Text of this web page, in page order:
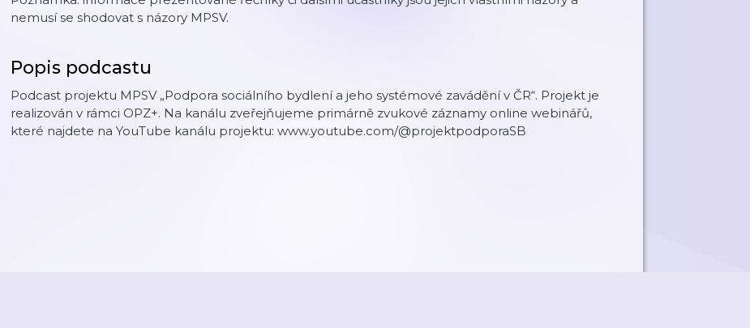
nemusí se shodovat s názory MPSV.
Popis podcastu
Podcast projektu MPSV „Podpora sociálního bydlení a jeho systémové zavádění v ČR“. Projekt je
realizován v rámci OPZ+. Na kanálu zveřejňujeme primárně zvukové záznamy online webinářů,
které najdete na YouTube kanálu projektu: www.youtube.com/@projektpodporaSB